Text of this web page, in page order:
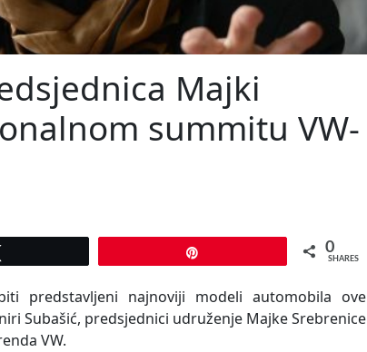
Majki
summitu VW-
0
SHARES
predstavljeni najnoviji modeli automobila ove
Subašić, predsjednici udruženje Majke Srebrenice
VW.